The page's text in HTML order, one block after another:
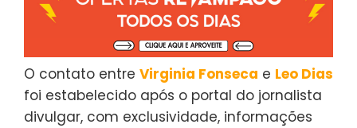
O contato entre Virginia Fonseca e Leo Dias
foi estabelecido após o portal do jornalista
divulgar, com exclusividade, informações